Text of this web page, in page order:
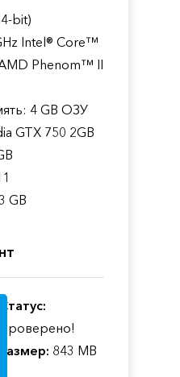
bit)
Intel® Core™
Phenom™ II
4 GB ОЗУ
GTX 750 2GB
GB
Статус:
Проверено!
Размер: 843 MB